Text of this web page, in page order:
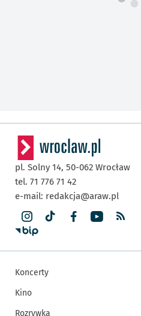
pl. Solny 14, 50-062 Wrocław
tel. 71 776 71 42
e-mail: redakcja@araw.pl
Koncerty
Kino
Rozrywka